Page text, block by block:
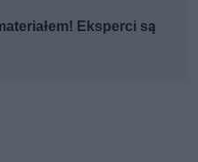
Eksperci są